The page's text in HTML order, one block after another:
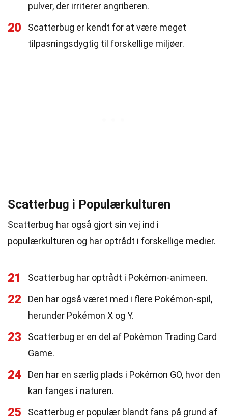
pulver, der irriterer angriberen.
20
Scatterbug er kendt for at være meget
tilpasningsdygtig til forskellige miljøer.
Scatterbug i Populærkulturen
Scatterbug har også gjort sin vej ind i
populærkulturen og har optrådt i forskellige medier.
21 Scatterbug har optrådt i Pokémon-animeen.
22
Den har også været med i flere Pokémon-spil,
herunder Pokémon X og Y.
23
Scatterbug er en del af Pokémon Trading Card
Game.
24
Den har en særlig plads i Pokémon GO, hvor den
kan fanges i naturen.
25
Scatterbug er populær blandt fans på grund af